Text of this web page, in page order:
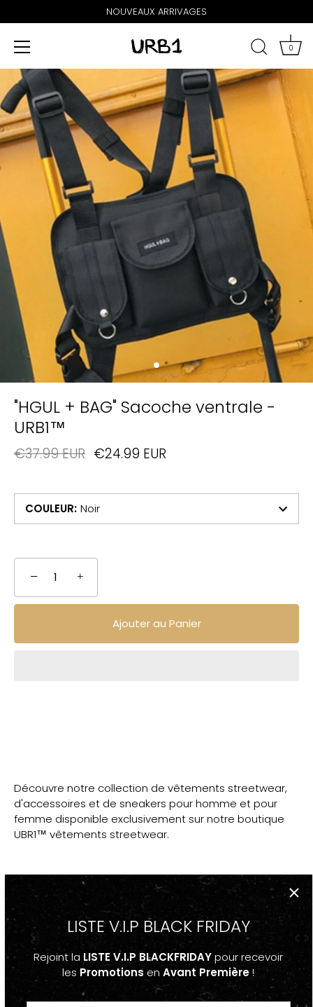
NOUVEAUX ARRIVAGES
0
"HGUL + BAG" Sacoche ventrale -
URB1™
€37.99 EUR €24.99 EUR
COULEUR: Noir
− +
Ajouter au Panier
Découvre notre collection de vêtements streetwear,
d'accessoires et de sneakers pour homme et pour
femme disponible exclusivement sur notre boutique
UBR1™ vêtements streetwear.
DESCRIPTION
-Sacoche Ventrale STREETWEAR
"HGUL + BAG"
-Unisexe
LISTE V.I.P BLACK FRIDAY
Rejoint la LISTE V.I.P BLACKFRIDAYpour recevoir
les Promotions en Avant Première!